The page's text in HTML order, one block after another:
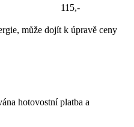
115,-
může dojít k úpravě ceny
hotovostní platba a